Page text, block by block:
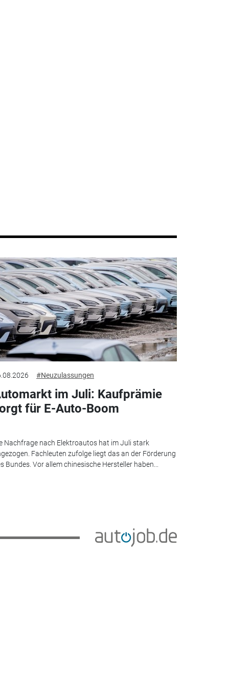
#Neuzulassungen
im Juli: Kaufprämie
für E-Auto-Boom
Nachfrage nach Elektroautos hat im Juli stark
Fachleuten zufolge liegt das an der Förderung
Bundes. Vor allem chinesische Hersteller haben...